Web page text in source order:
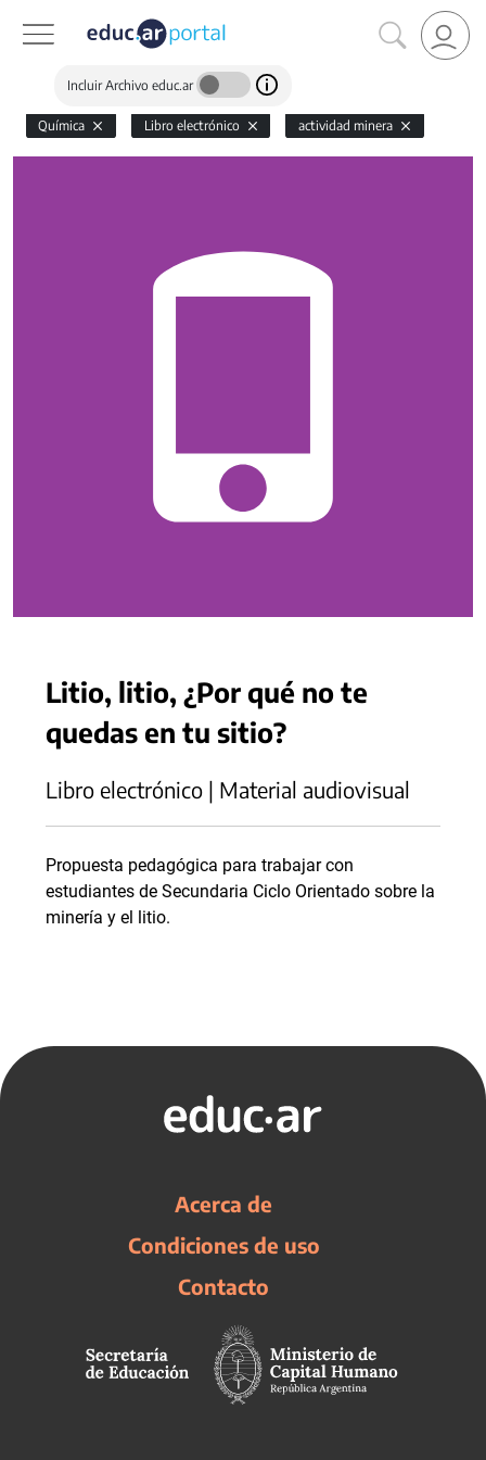
Incluir Archivo educ.ar
Química Libro electrónico actividad minera
Litio, litio, ¿Por qué no te
quedas en tu sitio?
Libro electrónico | Material audiovisual
Propuesta pedagógica para trabajar con
estudiantes de Secundaria Ciclo Orientado sobre la
minería y el litio.
Acerca de
Condiciones de uso
Contacto